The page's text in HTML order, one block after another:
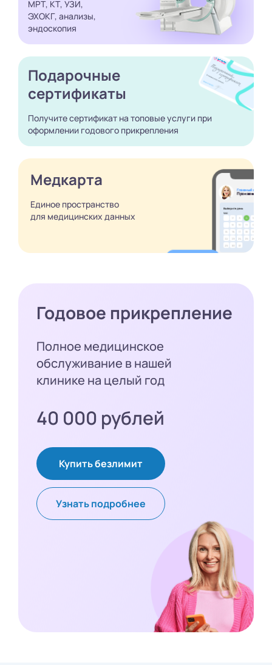
МРТ, КТ, УЗИ,
ЭХОКГ, анализы,
эндоскопия
Подарочные
сертификаты
Получите сертификат на топовые услуги при
оформлении годового прикрепления
Медкарта
Единое пространство
для медицинских данных
Годовое прикрепление
Полное медицинское
обслуживание в нашей
клинике на целый год
40 000 рублей
Купить безлимит
Узнать подробнее